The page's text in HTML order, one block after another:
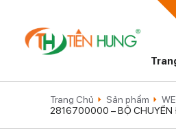
Trang Chủ Sản phẩm
2816700000 – BỘ CHUYỂN